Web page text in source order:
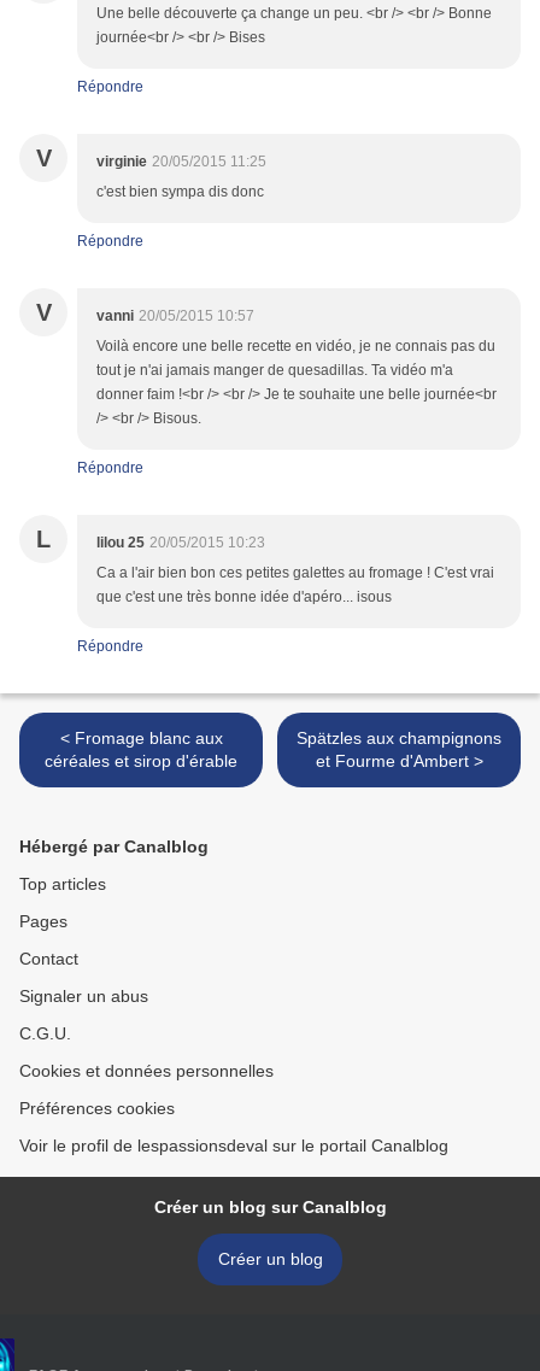
Une belle découverte ça change un peu. <br /> <br /> Bonne
journée<br /> <br /> Bises
Répondre
V virginie 20/05/2015 11:25
c'est bien sympa dis donc
Répondre
V vanni 20/05/2015 10:57
Voilà encore une belle recette en vidéo, je ne connais pas du
tout je n'ai jamais manger de quesadillas. Ta vidéo m'a
donner faim !<br /> <br /> Je te souhaite une belle journée<br
/> <br /> Bisous.
Répondre
L lilou 25 20/05/2015 10:23
Ca a l'air bien bon ces petites galettes au fromage ! C'est vrai
que c'est une très bonne idée d'apéro... isous
Répondre
< Fromage blanc aux
céréales et sirop d'érable
Spätzles aux champignons
et Fourme d'Ambert >
Hébergé par Canalblog
Top articles
Pages
Contact
Signaler un abus
C.G.U.
Cookies et données personnelles
Préférences cookies
Voir le profil de lespassionsdeval sur le portail Canalblog
Créer un blog sur Canalblog
Créer un blog